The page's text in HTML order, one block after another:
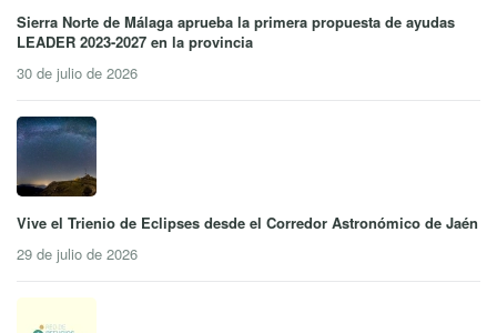
Sierra Norte de Málaga aprueba la primera propuesta de ayudas
LEADER 2023-2027 en la provincia
30 de julio de 2026
Vive el Trienio de Eclipses desde el Corredor Astronómico de Jaén
29 de julio de 2026